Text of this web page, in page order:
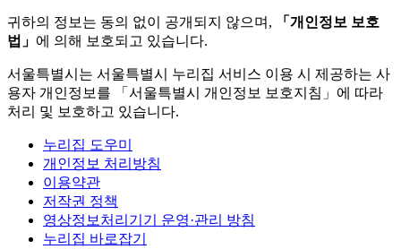
귀하의 정보는 동의 없이 공개되지 않으며,
「개인정보 보호
법」 에 의해 보호되고 있습니다.
서울특별시는 서울특별시 누리집 서비스 이용 시 제공하는 사
용자 개인정보를 「서울특별시 개인정보 보호지침」에 따라
처리 및 보호하고 있습니다.
누리집 도우미
개인정보 처리방침
이용약관
저작권 정책
영상정보처리기기 운영·관리 방침
누리집 바로잡기